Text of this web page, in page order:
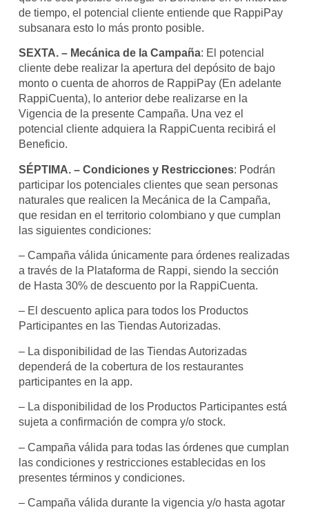
de tiempo, el potencial cliente entiende que RappiPay
subsanara esto lo más pronto posible.
SEXTA. – Mecánica de la Campaña: El potencial
cliente debe realizar la apertura del depósito de bajo
monto o cuenta de ahorros de RappiPay (En adelante
RappiCuenta), lo anterior debe realizarse en la
Vigencia de la presente Campaña. Una vez el
potencial cliente adquiera la RappiCuenta recibirá el
Beneficio.
SÉPTIMA. – Condiciones y Restricciones: Podrán
participar los potenciales clientes que sean personas
naturales que realicen la Mecánica de la Campaña,
que residan en el territorio colombiano y que cumplan
las siguientes condiciones:
– Campaña válida únicamente para órdenes realizadas
a través de la Plataforma de Rappi, siendo la sección
de Hasta 30% de descuento por la RappiCuenta.
– El descuento aplica para todos los Productos
Participantes en las Tiendas Autorizadas.
– La disponibilidad de las Tiendas Autorizadas
dependerá de la cobertura de los restaurantes
participantes en la app.
– La disponibilidad de los Productos Participantes está
sujeta a confirmación de compra y/o stock.
– Campaña válida para todas las órdenes que cumplan
las condiciones y restricciones establecidas en los
presentes términos y condiciones.
– Campaña válida durante la vigencia y/o hasta agotar